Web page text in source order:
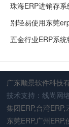
珠海ERP进销存
别轻易使用东莞
五金行业ERP系
广东顺景软件科技
技术支持：线尚网
集团ERP,台湾
东莞ERP,广州